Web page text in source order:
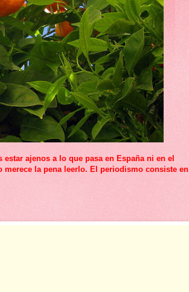
ajenos a lo que pasa en España ni en el
la pena leerlo. El periodismo consiste en